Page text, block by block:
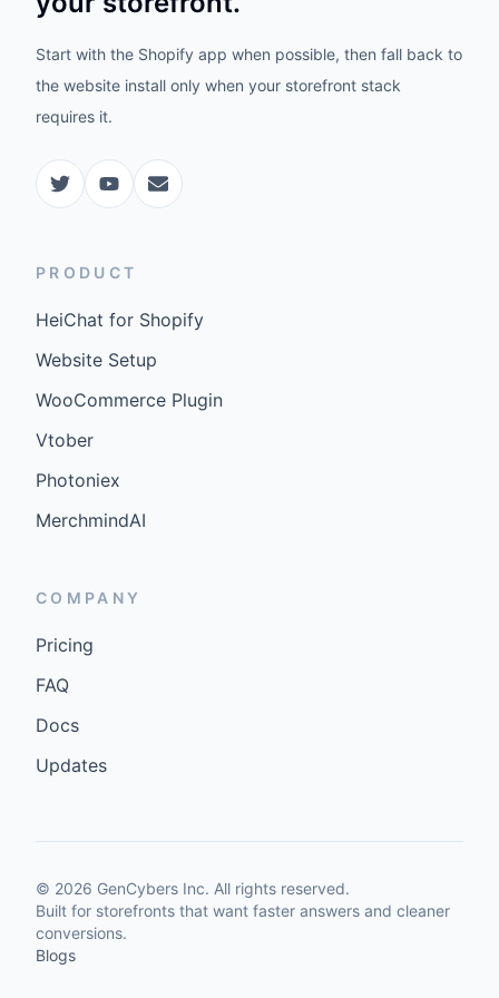
Start with the Shopify app when possible, then fall back to
the website install only when your storefront stack
requires it.
PRODUCT
HeiChat for Shopify
Website Setup
WooCommerce Plugin
Vtober
Photoniex
MerchmindAI
COMPANY
Pricing
FAQ
Docs
Updates
© 2026 GenCybers Inc. All rights reserved.
Built for storefronts that want faster answers and cleaner
conversions.
Blogs